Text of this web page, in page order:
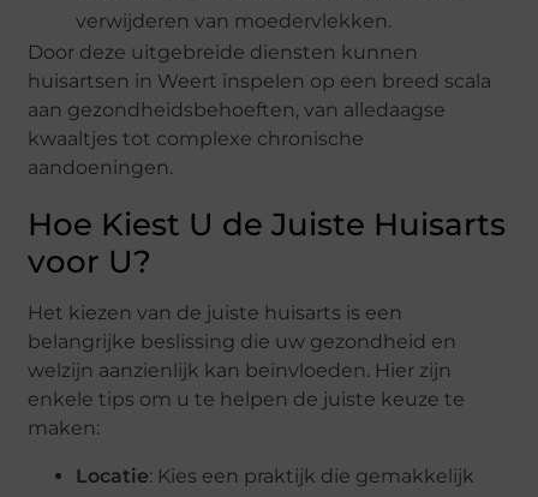
verwijderen van moedervlekken.
Door deze uitgebreide diensten kunnen
huisartsen in Weert inspelen op een breed scala
aan gezondheidsbehoeften, van alledaagse
kwaaltjes tot complexe chronische
aandoeningen.
Hoe Kiest U de Juiste Huisarts
voor U?
Het kiezen van de juiste huisarts is een
belangrijke beslissing die uw gezondheid en
welzijn aanzienlijk kan beïnvloeden. Hier zijn
enkele tips om u te helpen de juiste keuze te
maken:
Locatie: Kies een praktijk die gemakkelijk